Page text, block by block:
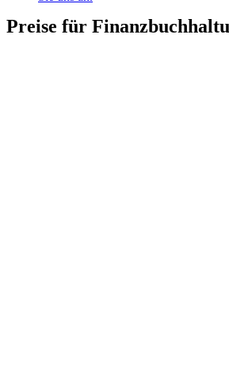
Preise für